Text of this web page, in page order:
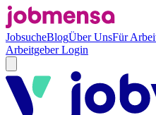
JobsucheBlogÜber UnsFür
Arbeitgeber Login